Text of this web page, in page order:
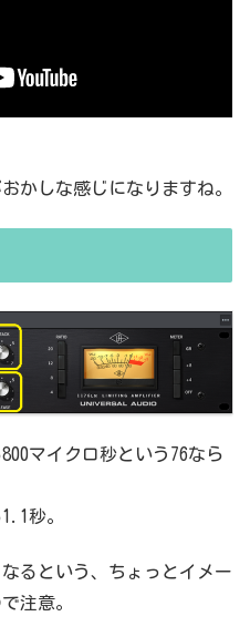
かしな感じになりますね。
マイクロ秒という76なら
秒。
るという、ちょっとイメー
注意。